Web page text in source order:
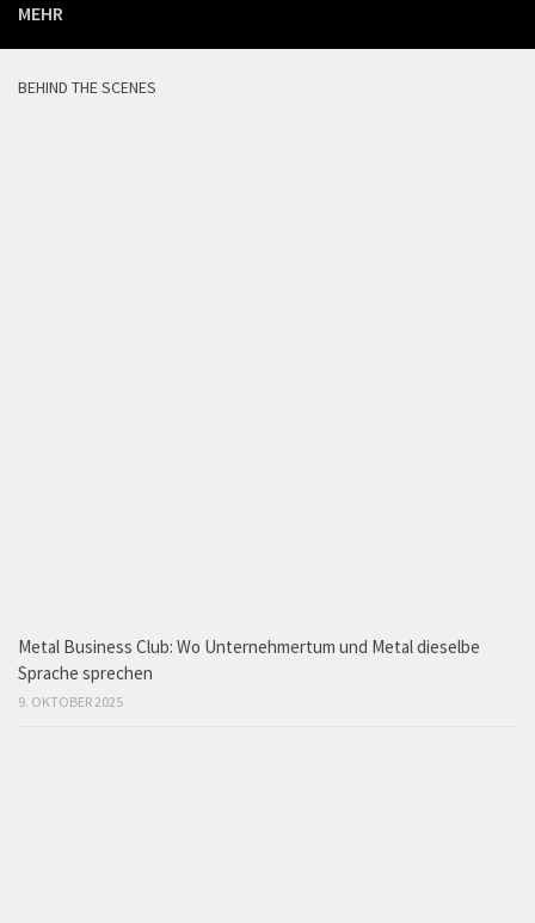
MEHR
BEHIND THE SCENES
Metal Business Club: Wo Unternehmertum und Metal dieselbe
Sprache sprechen
9. OKTOBER 2025